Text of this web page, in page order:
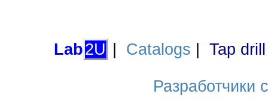
Lab2U Catalogs Tap
Разработчики